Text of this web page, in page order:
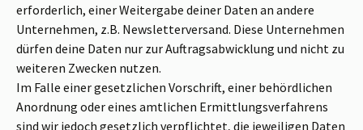
erforderlich, einer Weitergabe deiner Daten an andere
Unternehmen, z.B. Newsletterversand. Diese Unternehmen
dürfen deine Daten nur zur Auftragsabwicklung und nicht zu
weiteren Zwecken nutzen.
Im Falle einer gesetzlichen Vorschrift, einer behördlichen
Anordnung oder eines amtlichen Ermittlungsverfahrens
sind wir jedoch gesetzlich verpflichtet, die jeweiligen Daten